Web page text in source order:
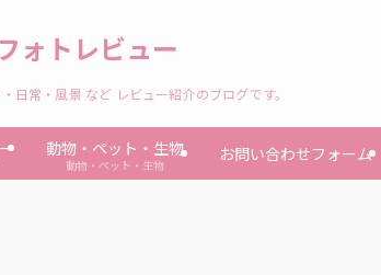
ォトレビュー
日常・風景 など レビュー紹介のブログです。
動物・ペット・生物
動物・ペット・生物
お問い合わせフォーム